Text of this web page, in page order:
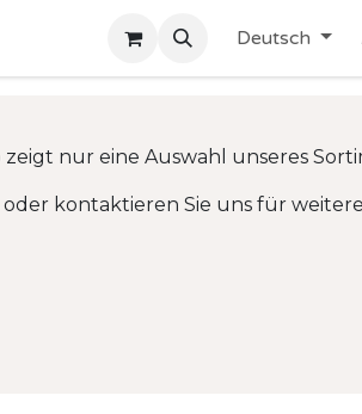
Deutsch
nur eine Auswahl unseres
oder kontaktieren Sie uns für weitere